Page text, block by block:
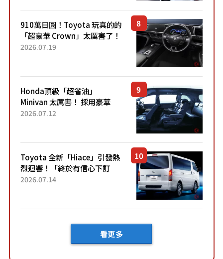
了！...
910萬日圓！Toyota 玩真的的
「超豪華 Crown」太厲害了！
採用由「匠人技藝」打造的
2026.07.19
Honda頂級「超省油」
Minivan 太厲害！ 採用豪華
「真皮座椅」與專屬「黑色內
「三...
2026.07.12
Toyota 全新「Hiace」引發熱
烈迴響！「終於有信心下訂
了！」「哪個等級交車最
車？...
2026.07.14
看更多